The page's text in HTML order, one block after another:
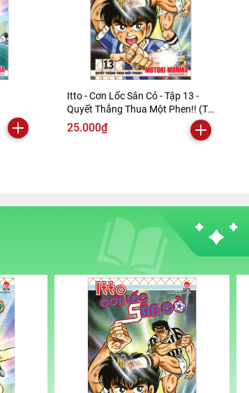
Itto - Cơn Lốc Sân Cỏ - Tập 13 -
Quyết Thắng Thua Một Phen!! (Tái
Bản 2024)
25.000₫